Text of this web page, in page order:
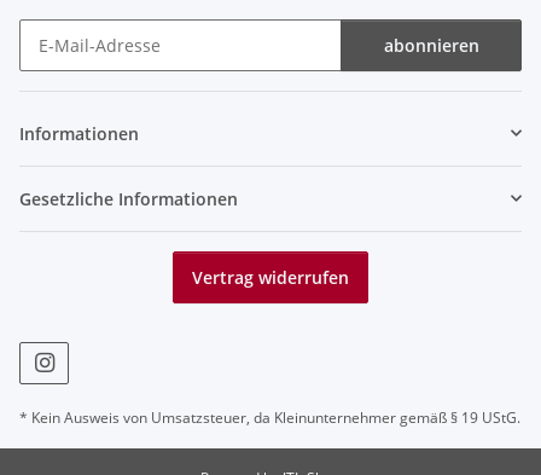
abonnieren
Informationen
Gesetzliche Informationen
Vertrag widerrufen
* Kein Ausweis von Umsatzsteuer, da Kleinunternehmer gemäß § 19 UStG.